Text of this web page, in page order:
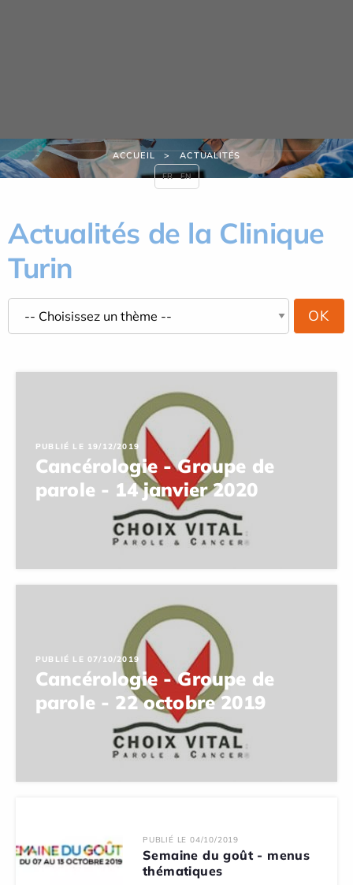
ACCUEIL ACTUALITÉS
Actualités de la Clinique
Turin
PUBLIÉ LE 19/12/2019
Cancérologie - Groupe de
parole - 14 janvier 2020
PUBLIÉ LE 07/10/2019
Cancérologie - Groupe de
parole - 22 octobre 2019
PUBLIÉ LE 04/10/2019
Semaine du goût - menus
thématiques
FR EN